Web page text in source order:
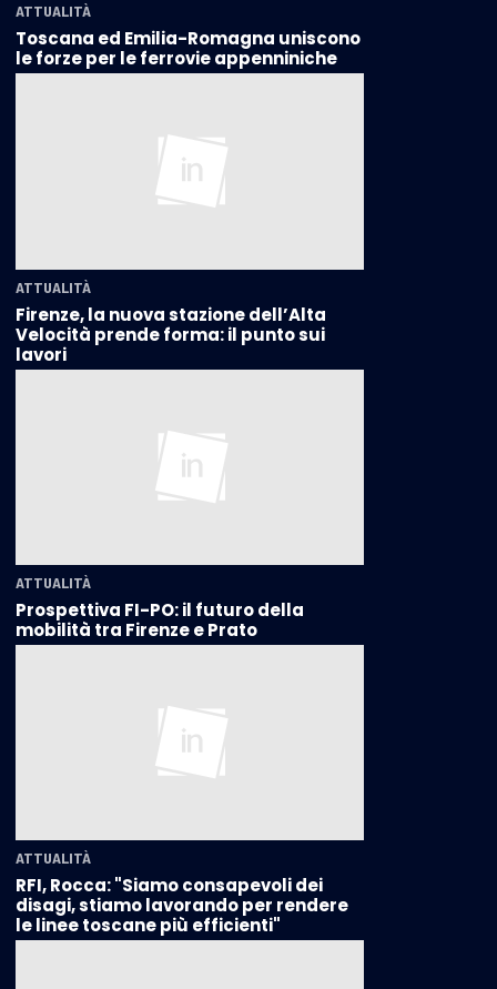
ATTUALITÀ
Toscana ed Emilia-Romagna uniscono
le forze per le ferrovie appenniniche
ATTUALITÀ
Firenze, la nuova stazione dell’Alta
Velocità prende forma: il punto sui
lavori
ATTUALITÀ
Prospettiva FI-PO: il futuro della
mobilità tra Firenze e Prato
ATTUALITÀ
RFI, Rocca: "Siamo consapevoli dei
disagi, stiamo lavorando per rendere
le linee toscane più efficienti"